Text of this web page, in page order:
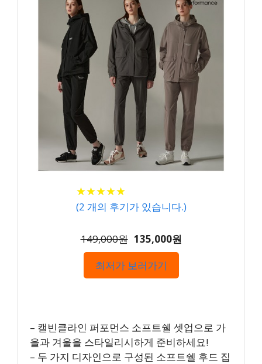
★★★★★
★★★★★
(2 개의 후기가 있습니다.)
149,000원 135,000원
최저가 보러가기
– 캘빈클라인 퍼포먼스 소프트쉘 셋업으로 가
을과 겨울을 스타일리시하게 준비하세요!
– 두 가지 디자인으로 구성된 소프트쉘 후드 집